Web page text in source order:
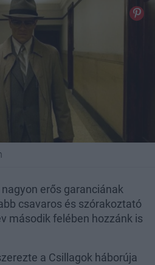
erős garanciának
csavaros és szórakoztató
második felében hozzánk is
a Csillagok háborúja